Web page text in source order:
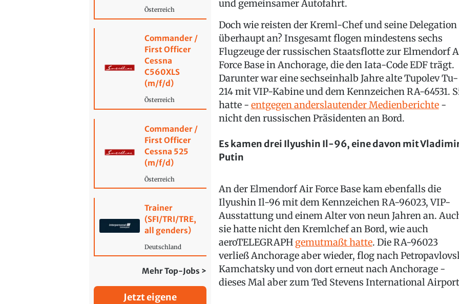
Österreich
Commander /
First Officer
Cessna
C560XLS
(m/f/d)
Österreich
Commander /
First Officer
Cessna 525
(m/f/d)
Österreich
Trainer
(SFI/TRI/TRE,
all genders)
Deutschland
Mehr Top-Jobs >
Jetzt eigene
und gemeinsamer Autofahrt.
Doch wie reisten der Kreml-Chef und seine Delegation
überhaupt an? Insgesamt flogen mindestens sechs
Flugzeuge der russischen Staatsflotte zur Elmendorf
Force Base in Anchorage, die den Iata-Code EDF trägt.
Darunter war eine sechseinhalb Jahre alte Tupolev Tu-
214 mit VIP-Kabine und dem Kennzeichen RA-64531.
hatte - entgegen anderslautender Medienberichte-
nicht den russischen Präsidenten an Bord.
Es kamen drei Ilyushin Il-96, eine davon mit
Putin
An der Elmendorf Air Force Base kam ebenfalls die
Ilyushin Il-96 mit dem Kennzeichen RA-96023, VIP-
Ausstattung und einem Alter von neun Jahren an.
sie hatte nicht den Kremlchef an Bord, wie auch
aeroTELEGRAPH gemutmaßt hatte. Die RA-96023
verließ Anchorage aber wieder, flog nach
Kamchatsky und von dort erneut nach Anchorage -
dieses Mal aber zum Ted Stevens International